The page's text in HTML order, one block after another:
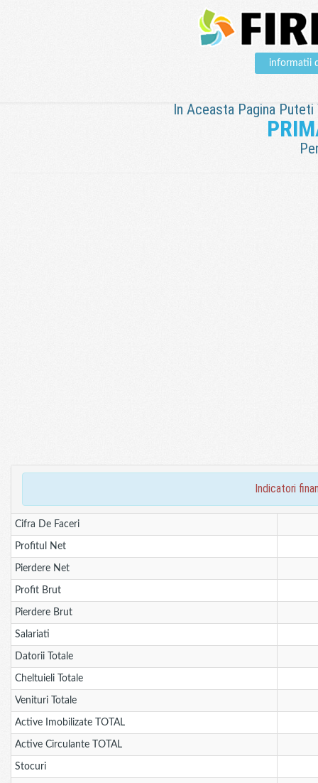
informatii
In Aceasta Pagina
indicatori
Cifra De Faceri
Profitul Net
Pierdere Net
Profit Brut
Pierdere Brut
Salariati
Datorii Totale
Cheltuieli Totale
Venituri Totale
Active Imobilizate TOTAL
Active Circulante TOTAL
Stocuri